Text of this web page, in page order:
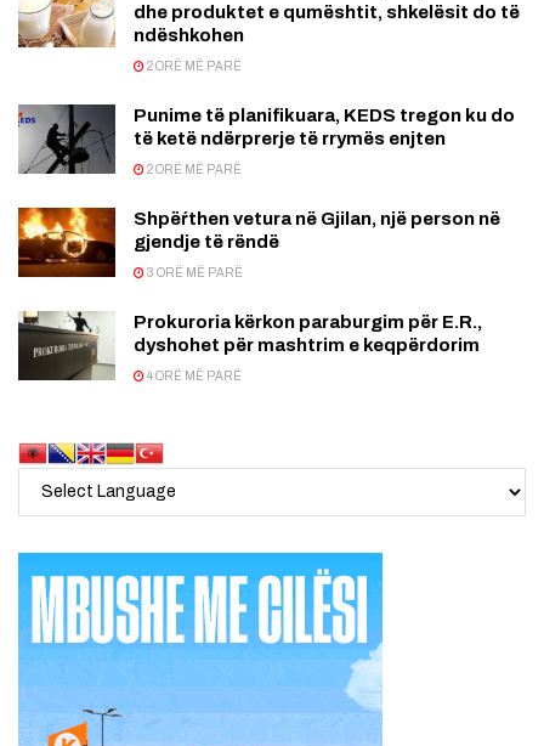
dhe produktet e qumështit, shkelësit do të
ndëshkohen
2 ORË MË PARË
Punime të planifikuara, KEDS tregon ku do
të ketë ndërprerje të rrymës enjten
2 ORË MË PARË
Shpëŕthen vetura në Gjilan, një person në
gjendje të rëndë
3 ORË MË PARË
Prokuroria kërkon paraburgim për E.R.,
dyshohet për mashtrim e keqpërdorim
4 ORË MË PARË